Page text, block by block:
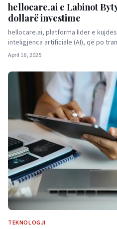
hellocare.ai e Labinot
dollarë investime
hellocare.ai, platforma lider e
inteligjenca artificiale (AI), që po
April 16, 2025
TEKNOLOGJI